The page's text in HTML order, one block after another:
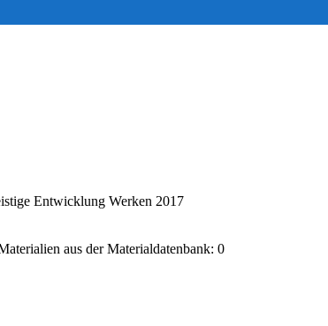
Entwicklung Werken 2017
aus der Materialdatenbank: 0